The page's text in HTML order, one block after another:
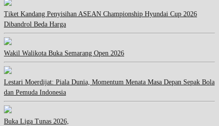
Tiket Kandang Penyisihan ASEAN Championship Hyundai Cup 2026
Dibandrol Beda Harga
Wakil Walikota Buka Semarang Open 2026
Lestari Moerdijat: Piala Dunia, Momentum Menata Masa Depan Sepak Bola
dan Pemuda Indonesia
Buka Liga Tunas 2026,